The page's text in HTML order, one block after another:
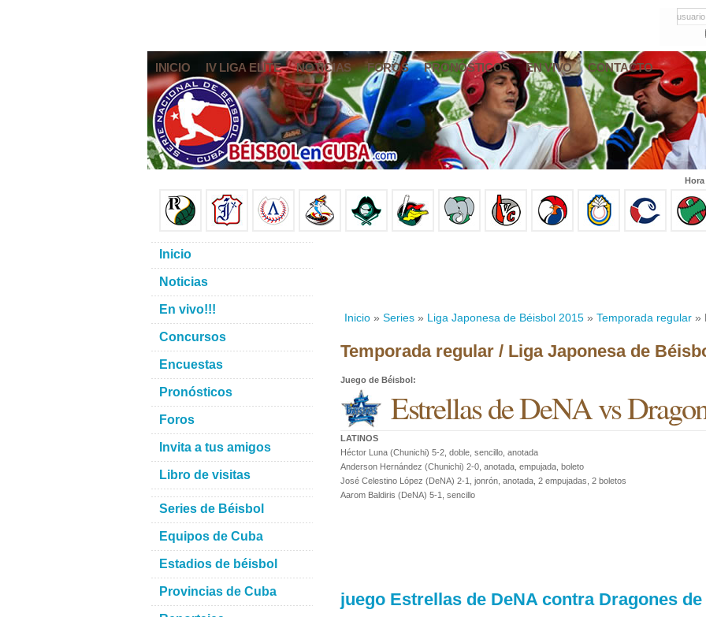
INICIO IV LIGA ELITE NOTICIAS FOROS PRONÓSTICOS EN VIVO CONTACTO
Hora
Inicio » Series » Liga Japonesa de Béisbol 2015 » Temporada regular »
Temporada regular / Liga Japonesa de
Juego de Béisbol:
Estrellas de DeNA vs
LATINOS
Héctor Luna (Chunichi) 5-2, doble, sencillo, anotada
Anderson Hernández (Chunichi) 2-0, anotada, empujada, boleto
José Celestino López (DeNA) 2-1, jonrón, anotada, 2 empujadas, 2 boletos
Aarom Baldiris (DeNA) 5-1, sencillo
juego Estrellas de DeNA contra Dragones
Inicio
Noticias
En vivo!!!
Concursos
Encuestas
Pronósticos
Foros
Invita a tus amigos
Libro de visitas
Series de Béisbol
Equipos de Cuba
Estadios de béisbol
Provincias de Cuba